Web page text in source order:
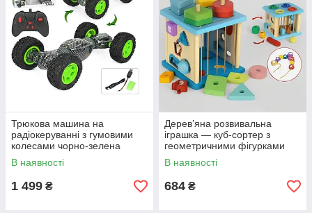
Трюкова машина на
радіокеруванні з гумовими
колесами чорно-зелена
В наявності
1 499 ₴
Дерев’яна розвивальна
іграшка — куб-сортер з
геометричними фігурками
В наявності
684 ₴